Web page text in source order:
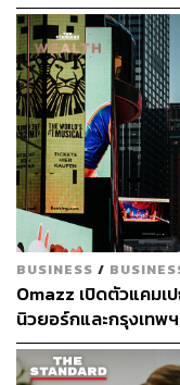
BUSINESS /
Omazz เปิดตัวแคม
นิวยอร์กและกรุงเท
และความสงบ